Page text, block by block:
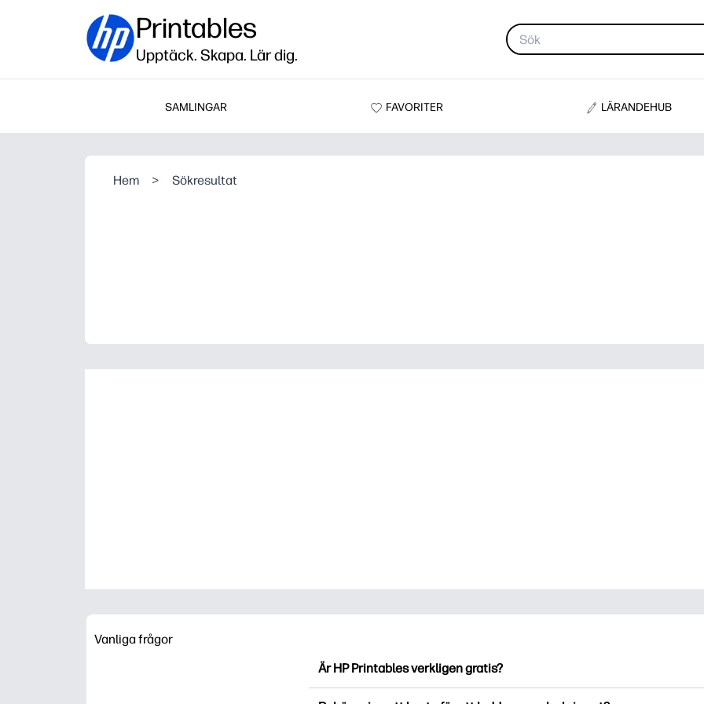
Printables
Upptäck. Skapa. Lär dig.
SAMLINGAR FAVORITER LÄRANDEHUB
Hem > Sökresultat
Vanliga frågor
Är HP Printables verkligen gratis?